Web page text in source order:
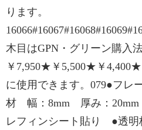
ります。
木目はGPN・グリーン購入
￥7,950★￥5,500★￥
に使用できます。079●フレ
材 幅：8mm 厚み
レフィンシート貼り ●透明